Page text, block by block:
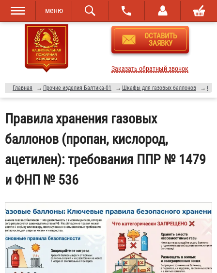
Перейти к
основному
содержанию
Skip to
navigation
меню
ОСТАВИТЬ
ЗАЯВКУ
Заказать обратный звонок
Главная → Прочие изделия Балтика-01 → Шкафы для газовых баллонов →
Правила хранения газовых
баллонов (пропан, кислород,
ацетилен): требования ППР № 1479
и ФНП № 536